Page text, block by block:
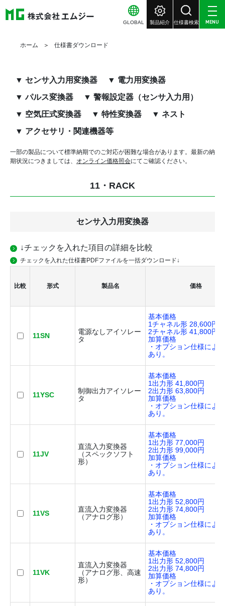
GLOBAL 製品紹介 仕様書検索 MENU
ホーム 仕様書ダウンロード
▼ センサ入力用変換器
▼ 電力用変換器
▼ パルス変換器
▼ 警報設定器（センサ入力用）
▼ 空気圧式変換器
▼ 特性変換器
▼ ネスト
▼ アクセサリ・関連機器等
一部の製品について標準納期でのご対応が困難な場合があります。 最新の納
期状況につきましては、 オンライン価格照会にてご確認ください。
11・RACK
センサ入力用変換器
↓チェックを入れた項目の詳細を比較
チェックを入れた仕様書PDFファイルを一括ダウンロード↓
比較 形式 製品名 価格
11SN
電源なしアイソレー
タ
基本価格
1チャネル形 28,600円
2チャネル形 41,800円
加算価格
・オプション仕様によ
あり。
11YSC
制御出力アイソレー
タ
基本価格
1出力形 41,800円
2出力形 63,800円
加算価格
・オプション仕様によ
あり。
11JV
直流入力変換器
（スペックソフト
形）
基本価格
1出力形 77,000円
2出力形 99,000円
加算価格
・オプション仕様によ
あり。
11VS
直流入力変換器
（アナログ形）
基本価格
1出力形 52,800円
2出力形 74,800円
加算価格
・オプション仕様によ
あり。
11VK
直流入力変換器
（アナログ形、高速
形）
基本価格
1出力形 52,800円
2出力形 74,800円
加算価格
・オプション仕様によ
あり。